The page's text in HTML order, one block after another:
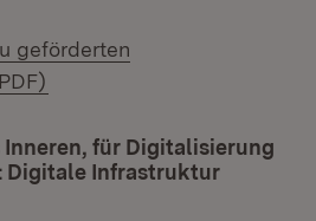
geförderten
für Digitalisierung
Digitale Infrastruktur